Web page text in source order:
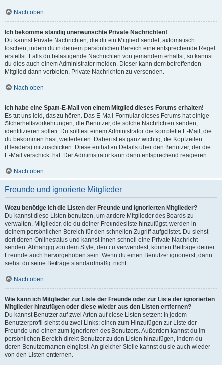
Nach oben
Ich bekomme ständig unerwünschte Private Nachrichten!
Du kannst Private Nachrichten, die dir ein Mitglied sendet, automatisch
löschen, indem du in deinem persönlichen Bereich eine entsprechende Regel
erstellst. Falls du belästigende Nachrichten von jemandem erhältst, so kannst
du dies auch einem Administrator melden. Dieser kann dem betreffenden
Mitglied dann verbieten, Private Nachrichten zu versenden.
Nach oben
Ich habe eine Spam-E-Mail von einem Mitglied dieses Forums erhalten!
Es tut uns leid, das zu hören. Das E-Mail-Formular dieses Forums hat einige
Sicherheitsvorkehrungen, die Benutzer, die solche Nachrichten senden,
identifizieren sollen. Du solltest einem Administrator die komplette E-Mail, die
du bekommen hast, weiterleiten. Dabei ist es ganz wichtig, die Kopfzeilen
(Headers) mitzuschicken. Diese enthalten Details über den Benutzer, der die
E-Mail verschickt hat. Der Administrator kann dann entsprechend reagieren.
Nach oben
Freunde und ignorierte Mitglieder
Wozu benötige ich die Listen der Freunde und ignorierten Mitglieder?
Du kannst diese Listen benutzen, um andere Mitglieder des Boards zu
verwalten. Mitglieder, die du deiner Freundesliste hinzufügst, werden in
deinem persönlichen Bereich für den schnellen Zugriff aufgelistet. Du siehst
dort deren Onlinestatus und kannst ihnen schnell eine Private Nachricht
senden. Abhängig von dem Style, den du verwendest, können Beiträge deiner
Freunde auch hervorgehoben sein. Wenn du einen Benutzer ignorierst, dann
siehst du seine Beiträge standardmäßig nicht.
Nach oben
Wie kann ich Mitglieder zur Liste der Freunde oder zur Liste der ignorierten
Mitglieder hinzufügen oder diese wieder aus den Listen entfernen?
Du kannst Benutzer auf zwei Arten auf diese Listen setzen: In jedem
Benutzerprofil siehst du zwei Links: einen zum Hinzufügen zur Liste der
Freunde und einen zum Ignorieren des Benutzers. Außerdem kannst du im
persönlichen Bereich direkt Benutzer zu den Listen hinzufügen, indem du
deren Benutzernamen eingibst. An gleicher Stelle kannst du sie auch wieder
von den Listen entfernen.